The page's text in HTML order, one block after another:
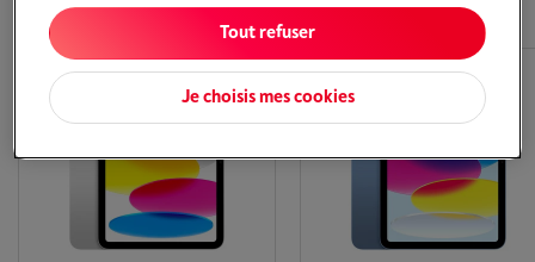
Apple iPads - Les articles les plus populaires
Je choisis mes cookies
Tout refuser